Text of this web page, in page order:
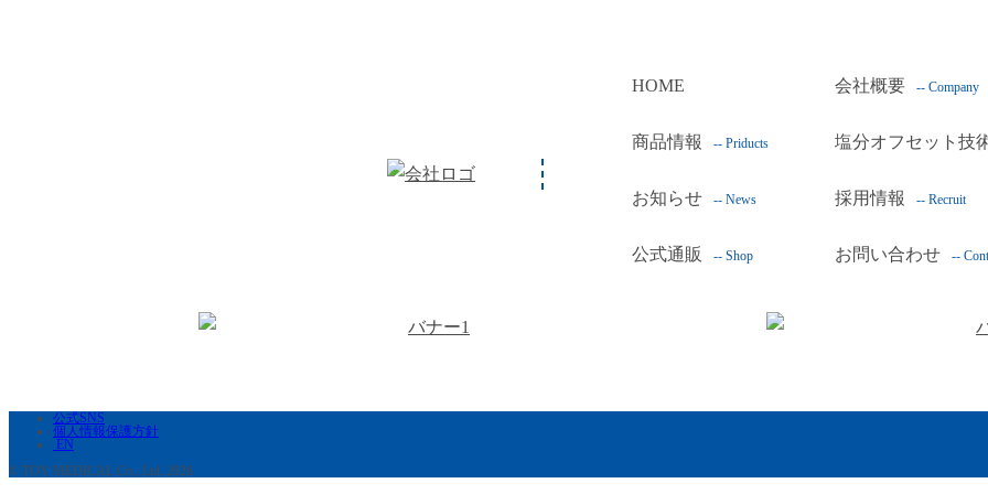
HOME 会社概要 -- Company
商品情報 -- Priducts 塩分オフセット技
お知らせ -- News 採用情報 -- Recruit
公式通販 -- Shop お問い合わせ --
公式SNS
個人情報保護方針
EN
© TOY MEDICAL Co., Ltd. 2026